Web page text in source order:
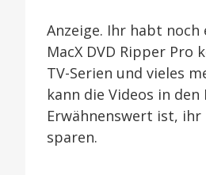
Anzeige. Ihr habt
MacX DVD Ripper Pro
TV-Serien und vieles
kann die Videos in den
Erwähnenswert ist, ihr
sparen.